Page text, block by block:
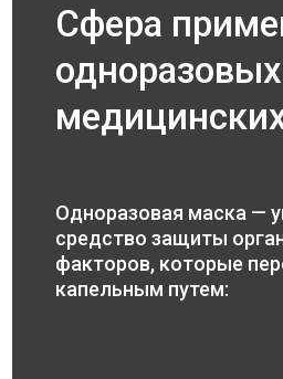
Сфера
одноразовых
Одноразовая маска —
средство защиты
факторов, которые
капельным путем: